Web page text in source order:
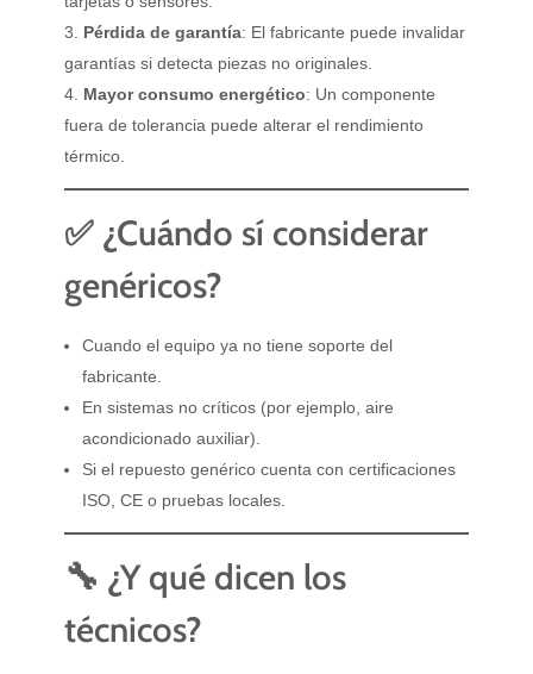
Pérdida de garantía: El fabricante puede invalidar
garantías si detecta piezas no originales.
Mayor consumo energético: Un componente
fuera de tolerancia puede alterar el rendimiento
térmico.
✅ ¿Cuándo sí considerar
genéricos?
Cuando el equipo ya no tiene soporte del
fabricante.
En sistemas no críticos (por ejemplo, aire
acondicionado auxiliar).
Si el repuesto genérico cuenta con certificaciones
ISO, CE o pruebas locales.
🔧 ¿Y qué dicen los
técnicos?